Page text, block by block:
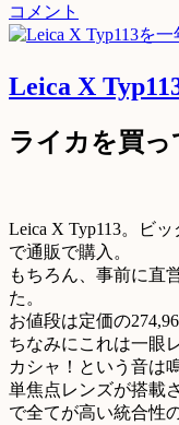
コメント
Leica X
ライカを買っ
Leica X Typ113。ビ
で通販で購入。
もちろん、事前に直
た。
お値段は定価の
ちなみにこれは一眼
カシャ！という音は
単焦点レンズが搭載
で全てが高い統合性